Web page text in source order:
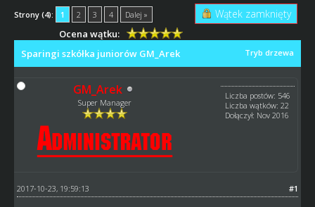
Strony (4): 1 2 3 4 Dalej » Wątek zamknięty
Ocena wątku:
Tryb drzewa
Sparingi szkółka juniorów GM_Arek
GM_Arek
Super Manager
Liczba postów: 546
Liczba wątków: 22
Dołączył: Nov 2016
#1
2017-10-23, 19:59:13